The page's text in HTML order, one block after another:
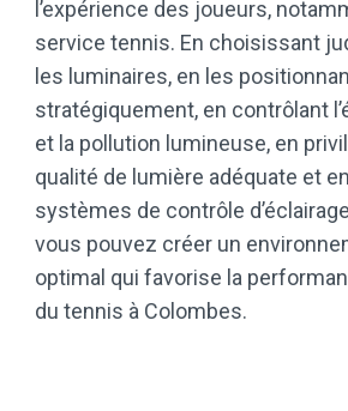
l’expérience des joueurs,
service tennis. En choisissant
les luminaires, en les
stratégiquement, en contrôlant
et la pollution lumineuse, en
qualité de lumière adéquate et
systèmes de contrôle
vous pouvez créer un
optimal qui favorise la
du tennis à Colombes.